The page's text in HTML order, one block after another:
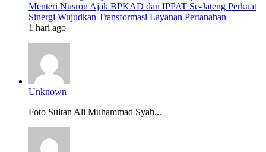
Menteri Nusron Ajak BPKAD dan IPPAT Se-Jateng Perkuat
Sinergi Wujudkan Transformasi Layanan Pertanahan
1 hari ago
Unknown
Foto Sultan Ali Muhammad Syah...